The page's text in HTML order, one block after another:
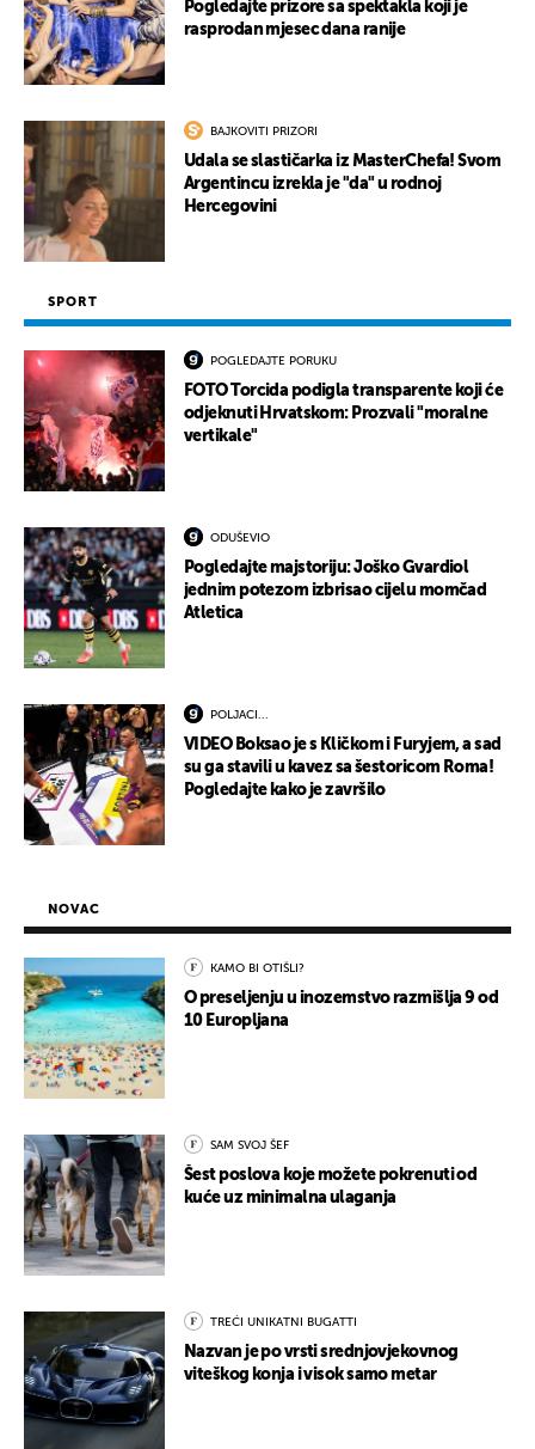
Pogledajte prizore sa spektakla koji je
rasprodan mjesec dana ranije
BAJKOVITI PRIZORI
Udala se slastičarka iz MasterChefa! Svom
Argentincu izrekla je "da" u rodnoj
Hercegovini
SPORT
POGLEDAJTE PORUKU
FOTO Torcida podigla transparente koji će
odjeknuti Hrvatskom: Prozvali "moralne
vertikale"
ODUŠEVIO
Pogledajte majstoriju: Joško Gvardiol
jednim potezom izbrisao cijelu momčad
Atletica
POLJACI...
VIDEO Boksao je s Kličkom i Furyjem, a sad
su ga stavili u kavez sa šestoricom Roma!
Pogledajte kako je završilo
NOVAC
KAMO BI OTIŠLI?
O preseljenju u inozemstvo razmišlja 9 od
10 Europljana
SAM SVOJ ŠEF
Šest poslova koje možete pokrenuti od
kuće uz minimalna ulaganja
TREĆI UNIKATNI BUGATTI
Nazvan je po vrsti srednjovjekovnog
viteškog konja i visok samo metar